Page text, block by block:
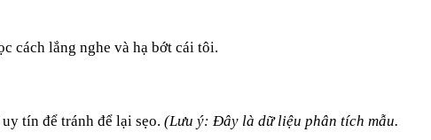
cách lắng nghe và hạ bớt cái tôi.
tín để tránh để lại sẹo. (Lưu ý: Đây là dữ liệu phân tích mẫu.